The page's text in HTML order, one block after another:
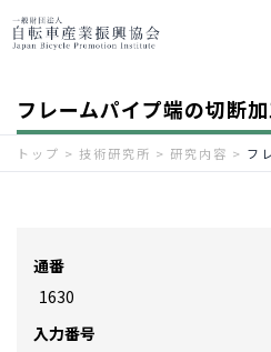
フレームパイプ端の切断
トップ > 技術研究所 > 研究内容 > フ
通番
1630
入力番号